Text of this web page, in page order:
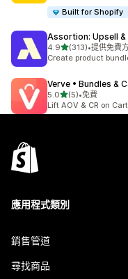
Built for Shopify
Assortion: Upsell &
4.9滿分 5 顆星
(313)
共有 313 則評價
•提供免費
Create product
Verve • Bundles &
5.0滿分 5 顆星
(5)
共有 5 則評價
•免費
Lift AOV & CR on
應用程式類別
銷售管道
尋找商品